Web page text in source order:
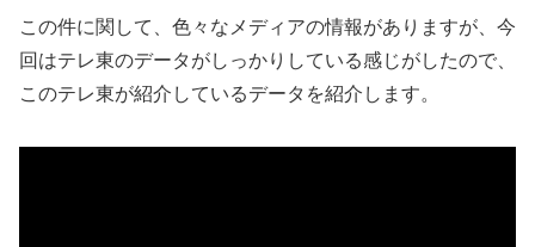
この件に関して、色々なメディアの情報がありますが、今
回はテレ東のデータがしっかりしている感じがしたので、
このテレ東が紹介しているデータを紹介します。